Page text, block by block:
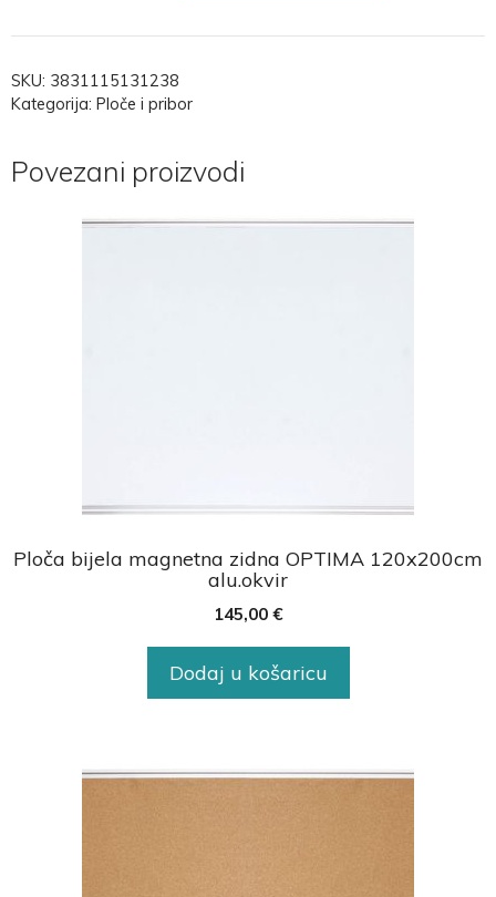
SKU: 3831115131238
Kategorija: Ploče i pribor
Povezani proizvodi
Ploča bijela magnetna zidna OPTIMA 120x200cm
alu.okvir
145,00 €
Dodaj u košaricu